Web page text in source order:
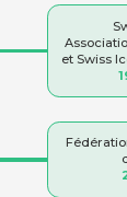
et Swiss